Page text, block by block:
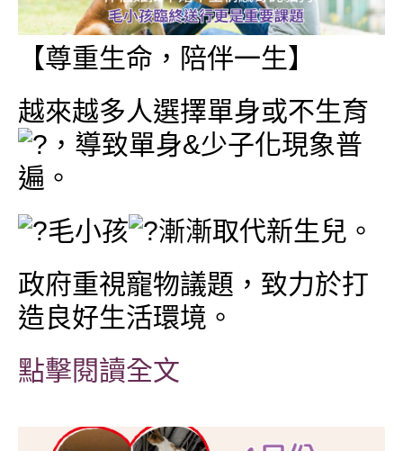
【尊重生命，陪伴一生】
越來越多人選擇單身或不生育
，導致單身&少子化現象普
遍。
毛小孩
漸漸取代新生兒。
政府重視寵物議題，致力於打
造良好生活環境。
點擊閱讀全文